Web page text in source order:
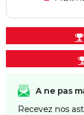
A ne pas
Recevez nos